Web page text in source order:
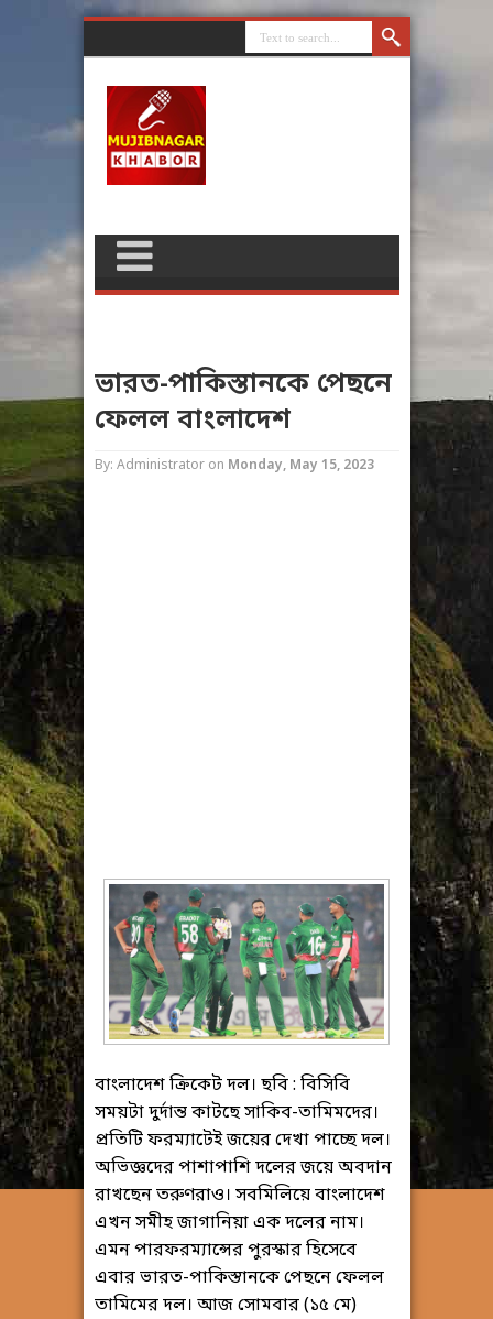
ভারত-পাকিস্তানকে পেছনে
ফেলল বাংলাদেশ
By: Administrator on Monday, May 15, 2023
বাংলাদেশ ক্রিকেট দল। ছবি : বিসিবি
সময়টা দুর্দান্ত কাটছে সাকিব-তামিমদের।
প্রতিটি ফরম্যাটেই জয়ের দেখা পাচ্ছে দল।
অভিজ্ঞদের পাশাপাশি দলের জয়ে অবদান
রাখছেন তরুণরাও। সবমিলিয়ে বাংলাদেশ
এখন সমীহ জাগানিয়া এক দলের নাম।
এমন পারফরম্যান্সের পুরস্কার হিসেবে
এবার ভারত-পাকিস্তানকে পেছনে ফেলল
তামিমের দল। আজ সোমবার (১৫ মে)